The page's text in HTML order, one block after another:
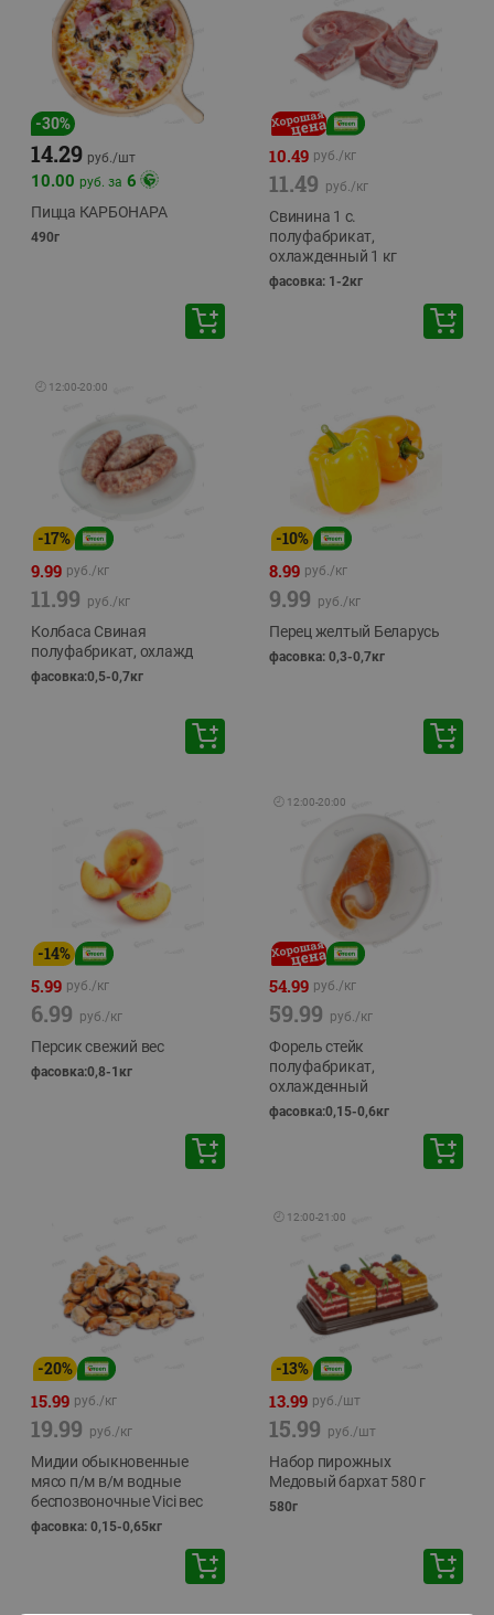
-30%
14.29 руб./шт
10.00 руб. за 6
Пицца КАРБОНАРА
490г
10.49 руб./кг
11.49 руб./кг
Свинина 1 с.
полуфабрикат,
охлажденный 1 кг
фасовка: 1-2кг
🕘 12:00-20:00
-17%
9.99 руб./кг
11.99 руб./кг
Колбаса Свиная
полуфабрикат, охлажд
фасовка:0,5-0,7кг
-10%
8.99 руб./кг
9.99 руб./кг
Перец желтый Беларусь
фасовка: 0,3-0,7кг
-14%
5.99 руб./кг
6.99 руб./кг
Персик свежий вес
фасовка:0,8-1кг
🕘 12:00-20:00
54.99 руб./кг
59.99 руб./кг
Форель стейк
полуфабрикат,
охлажденный
фасовка:0,15-0,6кг
-20%
15.99 руб./кг
19.99 руб./кг
Мидии обыкновенные
мясо п/м в/м водные
беспозвоночные Vici вес
фасовка: 0,15-0,65кг
🕘 12:00-21:00
-13%
13.99 руб./шт
15.99 руб./шт
Набор пирожных
Медовый бархат 580 г
580г